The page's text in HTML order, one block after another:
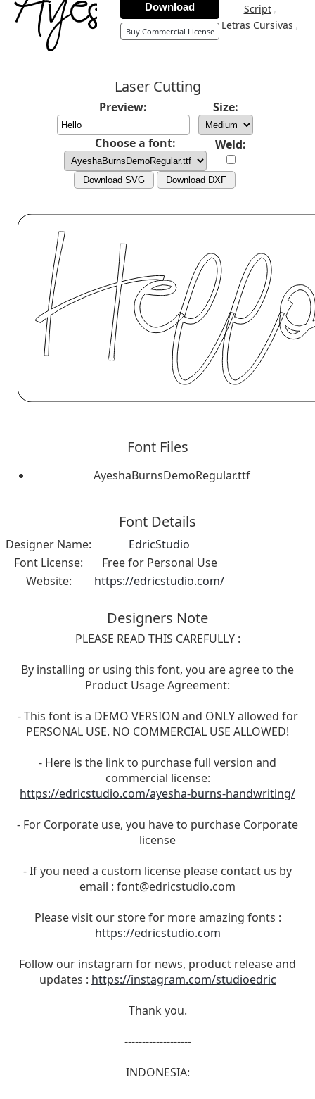
Script ,
Letras Cursivas ,
Download
Buy Commercial License
Laser Cutting
Preview: Size:
Choose a font: Weld:
Download SVG Download DXF
Font Files
AyeshaBurnsDemoRegular.ttf
Font Details
Designer Name:
EdricStudio
Font License:
Free for Personal Use
Website:
https://edricstudio.com/
Designers Note
PLEASE READ THIS CAREFULLY :
By installing or using this font, you are agree to the
Product Usage Agreement:
- This font is a DEMO VERSION and ONLY allowed for
PERSONAL USE. NO COMMERCIAL USE ALLOWED!
- Here is the link to purchase full version and
commercial license:
https://edricstudio.com/ayesha-burns-handwriting/
- For Corporate use, you have to purchase Corporate
license
- If you need a custom license please contact us by
email : font@edricstudio.com
Please visit our store for more amazing fonts :
https://edricstudio.com
Follow our instagram for news, product release and
updates : https://instagram.com/studioedric
Thank you.
-------------------
INDONESIA: